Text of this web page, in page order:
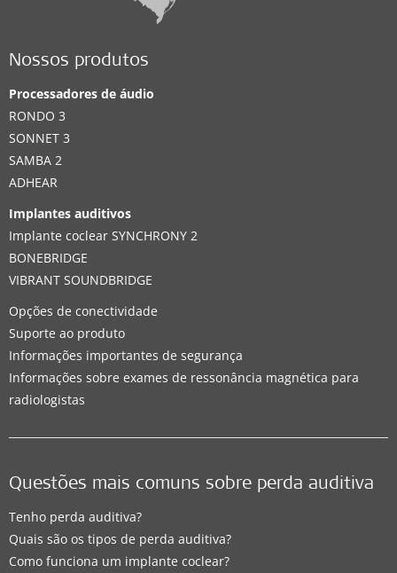
Nossos produtos
Processadores de áudio
RONDO 3
SONNET 3
SAMBA 2
ADHEAR
Implantes auditivos
Implante coclear SYNCHRONY 2
BONEBRIDGE
VIBRANT SOUNDBRIDGE
Opções de conectividade
Suporte ao produto
Informações importantes de segurança
Informações sobre exames de ressonância magnética para
radiologistas
Questões mais comuns sobre perda auditiva
Tenho perda auditiva?
Quais são os tipos de perda auditiva?
Como funciona um implante coclear?